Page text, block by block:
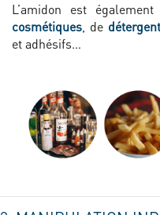
L’amidon est
cosmétiques , de
et adhésifs…